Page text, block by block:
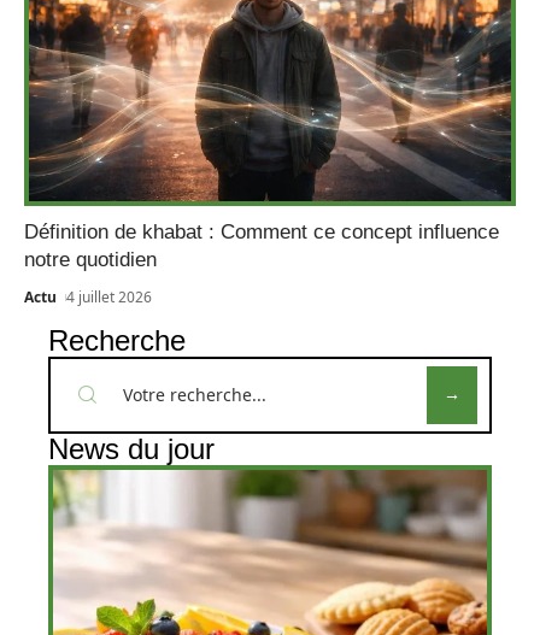
Définition de khabat : Comment ce concept influence
notre quotidien
Actu 4 juillet 2026
Recherche
News du jour